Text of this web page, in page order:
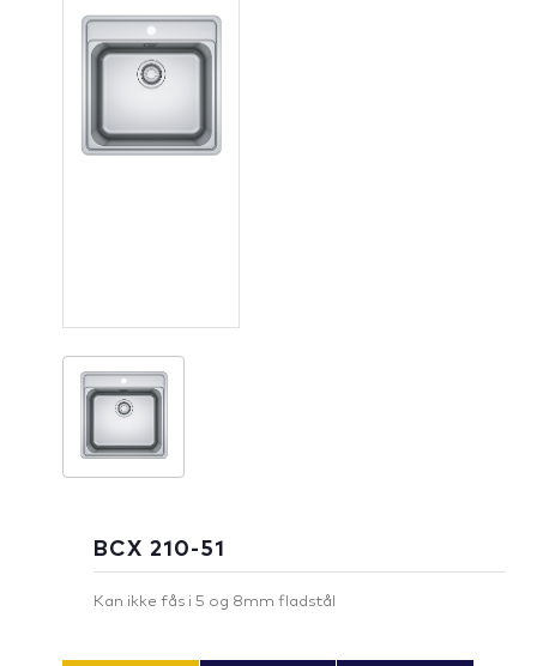
BCX 210-51
Kan ikke fås i 5 og 8mm fladstål